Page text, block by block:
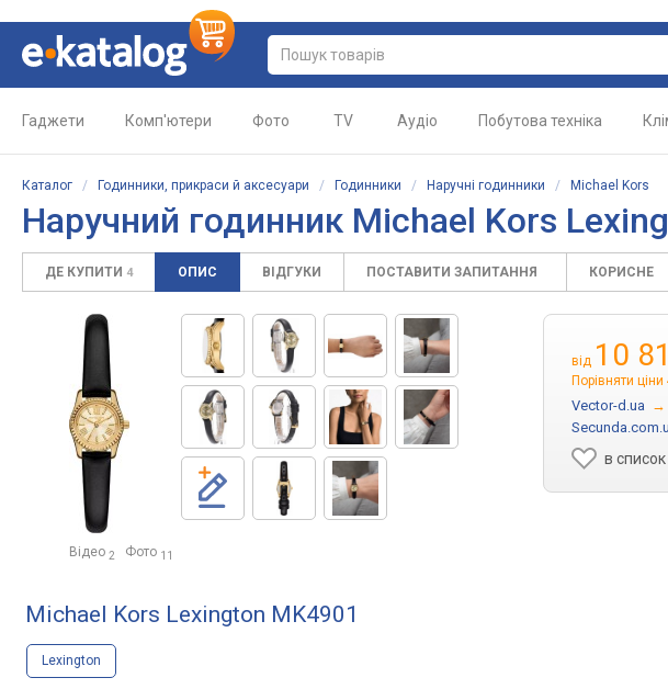
Гаджети Комп'ютери Фото TV Аудіо Побутова техніка
Каталог / Годинники, прикраси й аксесуари / Годинники / Наручні годинники / Michael Kors
Наручний годинник Michael Kors
ДЕ КУПИТИ 4 ОПИС ВІДГУКИ ПОСТАВИТИ ЗАПИТАННЯ КОРИСНЕ
Відео 2 Фото 11
від 10
Порівняти ціни
Vector-d.ua →
в список
Michael Kors Lexington MK4901
Lexington